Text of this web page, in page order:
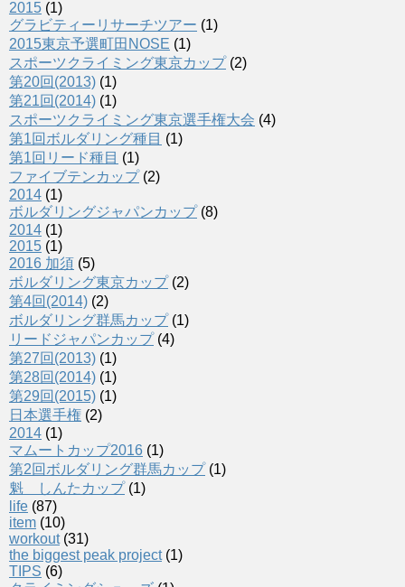
2015 (1)
グラビティーリサーチツアー (1)
2015東京予選町田NOSE (1)
スポーツクライミング東京カップ(2)
第20回(2013) (1)
第21回(2014) (1)
スポーツクライミング東京選手権大会 (4)
第1回ボルダリング種目 (1)
第1回リード種目 (1)
ファイブテンカップ(2)
2014 (1)
ボルダリングジャパンカップ(8)
2014 (1)
2015 (1)
2016 加須 (5)
ボルダリング東京カップ(2)
第4回(2014) (2)
ボルダリング群馬カップ(1)
リードジャパンカップ(4)
第27回(2013) (1)
第28回(2014) (1)
第29回(2015) (1)
日本選手権 (2)
2014 (1)
マムートカップ2016 (1)
第2回ボルダリング群馬カップ(1)
魁 しんたカップ(1)
life (87)
item (10)
workout(31)
the biggest peak project(1)
TIPS (6)